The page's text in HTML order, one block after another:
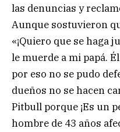
las denuncias y
Aunque sostuvieron
«¡Quiero que se haga
le muerde a mi papá.
por eso no se pudo
dueños no se hacen
Pitbull porque ¡Es un
hombre de 43 años